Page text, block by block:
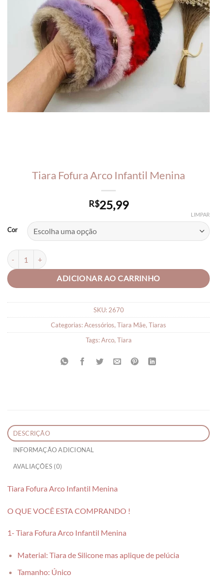
Tiara Fofura Arco Infantil Menina
R$25,99
Cor
LIMPAR
Tiara Fofura Arco Infantil Menina quantidade
ADICIONAR AO CARRINHO
SKU: 2670
Categorias:Acessórios, Tiara Mãe, Tiaras
Tags:Arco, Tiara
DESCRIÇÃO
INFORMAÇÃO ADICIONAL
AVALIAÇÕES (0)
Tiara Fofura Arco Infantil Menina
O QUE VOCÊ ESTA COMPRANDO !
1- Tiara Fofura Arco Infantil Menina
Material: Tiara de Silicone mas aplique de pelúcia
Tamanho: Único